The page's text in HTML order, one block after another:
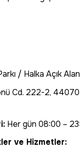
/ Halka Açık Alan
Cd. 222-2,
Her gün 08:00 –
ve Hizmetler: